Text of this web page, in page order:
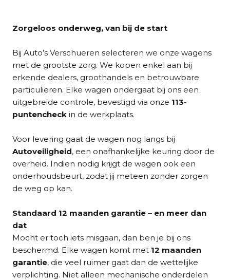
Zorgeloos onderweg, van bij de start
Bij Auto’s Verschueren selecteren we onze wagens
met de grootste zorg. We kopen enkel aan bij
erkende dealers, groothandels en betrouwbare
particulieren. Elke wagen ondergaat bij ons een
uitgebreide controle, bevestigd via onze 113-
puntencheck in de werkplaats.
Voor levering gaat de wagen nog langs bij
Autoveiligheid, een onafhankelijke keuring door de
overheid. Indien nodig krijgt de wagen ook een
onderhoudsbeurt, zodat jij meteen zonder zorgen
de weg op kan.
Standaard 12 maanden garantie – en meer dan
dat
Mocht er toch iets misgaan, dan ben je bij ons
beschermd. Elke wagen komt met 12 maanden
garantie, die veel ruimer gaat dan de wettelijke
verplichting. Niet alleen mechanische onderdelen